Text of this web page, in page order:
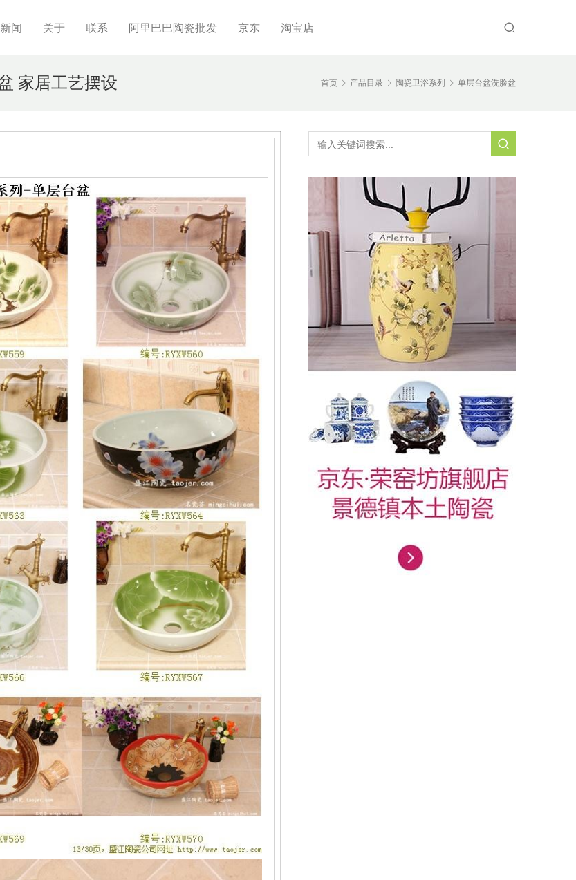
新闻 关于 联系 阿里巴巴陶瓷批发 京东 淘宝店
首页 产品目录 陶瓷卫浴系列 单层台盆洗脸盆
家居工艺摆设